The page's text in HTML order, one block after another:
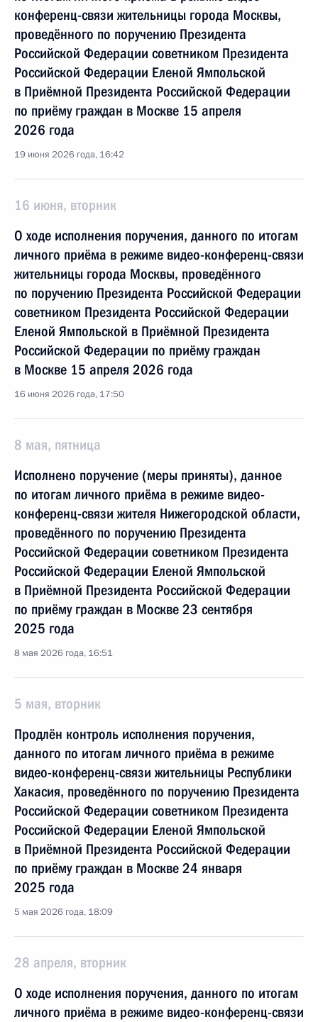
конференц-связи жительницы города Москвы,
проведённого по поручению Президента
Российской Федерации советником Президента
Российской Федерации Еленой Ямпольской
в Приёмной Президента Российской Федерации
по приёму граждан в Москве 15 апреля
2026 года
19 июня 2026 года, 16:42
16 июня, вторник
О ходе исполнения поручения, данного по итогам
личного приёма в режиме видео-конференц-связи
жительницы города Москвы, проведённого
по поручению Президента Российской Федерации
советником Президента Российской Федерации
Еленой Ямпольской в Приёмной Президента
Российской Федерации по приёму граждан
в Москве 15 апреля 2026 года
16 июня 2026 года, 17:50
8 мая, пятница
Исполнено поручение (меры приняты), данное
по итогам личного приёма в режиме видео-
конференц-связи жителя Нижегородской области,
проведённого по поручению Президента
Российской Федерации советником Президента
Российской Федерации Еленой Ямпольской
в Приёмной Президента Российской Федерации
по приёму граждан в Москве 23 сентября
2025 года
8 мая 2026 года, 16:51
5 мая, вторник
Продлён контроль исполнения поручения,
данного по итогам личного приёма в режиме
видео-конференц-связи жительницы Республики
Хакасия, проведённого по поручению Президента
Российской Федерации советником Президента
Российской Федерации Еленой Ямпольской
в Приёмной Президента Российской Федерации
по приёму граждан в Москве 24 января
2025 года
5 мая 2026 года, 18:09
28 апреля, вторник
О ходе исполнения поручения, данного по итогам
личного приёма в режиме видео-конференц-связи